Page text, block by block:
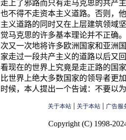
走上了邪路而只有走马克思的共产
也不得不走资本主义道路。否则，
主义道路的同时又在上层建筑领域
觉马克思的许多基本理论并不正确
次又一次地将许多欧洲国家和亚洲
家走过一段共产主义的道路以后又
看现在的世界上究竟是走正路的国
比世界上绝大多数国家的领导者更
时候，本人提出一个告诫：不要以
关于本站 | 关于本站 | 广告服
Copyright (C) 1998-